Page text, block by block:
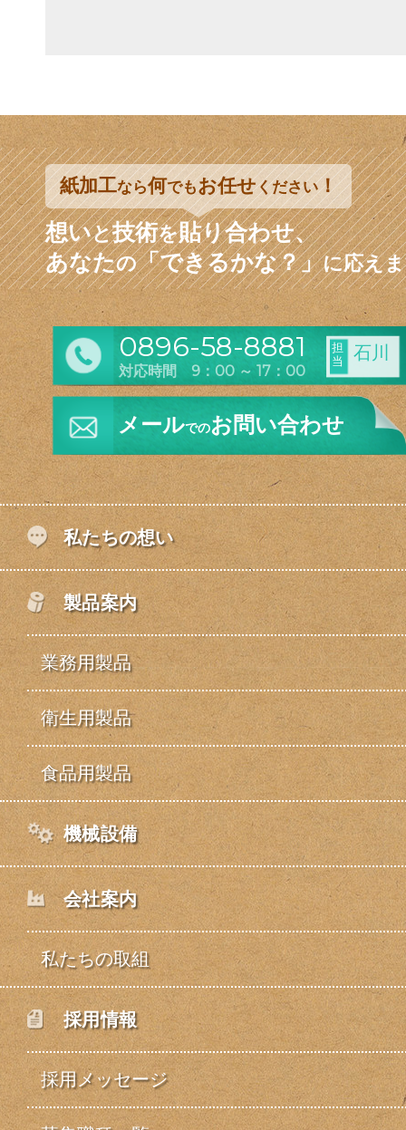
紙加工なら何でもお任せください！
想いと技術を貼り合わせ、
あなたの「できるかな？」に応え
0896-58-8881
対応時間 9：00 ～ 17：00
担
当
石川
メールでのお問い合わせ
私たちの想い
製品案内
業務用製品
衛生用製品
食品用製品
機械設備
会社案内
私たちの取組
採用情報
採用メッセージ